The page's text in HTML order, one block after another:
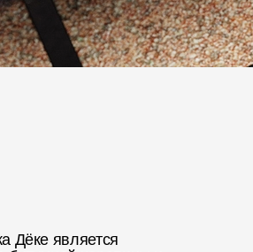
Дёке является